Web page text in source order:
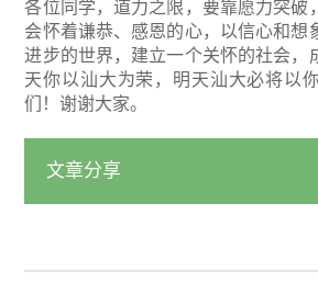
各位同学，道力之限，要靠愿力突破
会怀着谦恭、感恩的心，以信心和想
进步的世界，建立一个关怀的社会，
天你以汕大为荣，明天汕大必将以
们！谢谢大家。
文章分享